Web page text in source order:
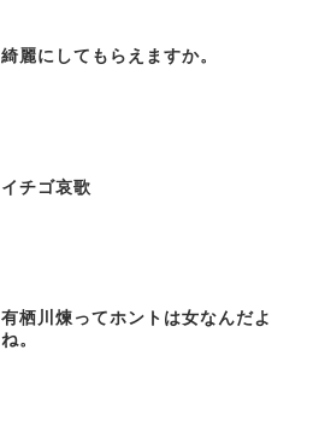
綺麗にしてもらえますか。
イチゴ哀歌
有栖川煉ってホントは女なんだよ
ね。